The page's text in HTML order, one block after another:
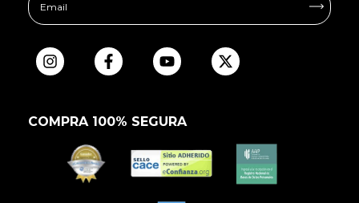
COMPRA 100% SEGURA